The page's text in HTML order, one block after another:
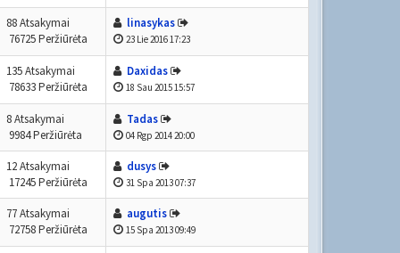
88 Atsakymai
76725 Peržiūrėta
linasykas
23 Lie 2016 17:23
135 Atsakymai
78633 Peržiūrėta
Daxidas
18 Sau 2015 15:57
8 Atsakymai
9984 Peržiūrėta
Tadas
04 Rgp 2014 20:00
12 Atsakymai
17245 Peržiūrėta
dusys
31 Spa 2013 07:37
77 Atsakymai
72758 Peržiūrėta
augutis
15 Spa 2013 09:49